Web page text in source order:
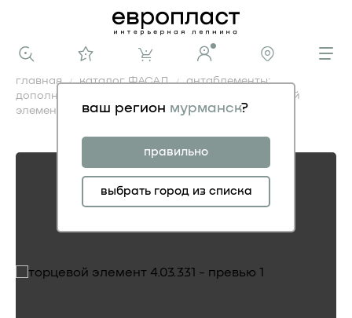
ваш регион мурманск?
правильно
выбрать город из списка
главная каталог ФАСАД
антаблементы:
дополнительные элементы фасадные
торцевой
элемент 4.03.331
торцевой элемент 4.03.331